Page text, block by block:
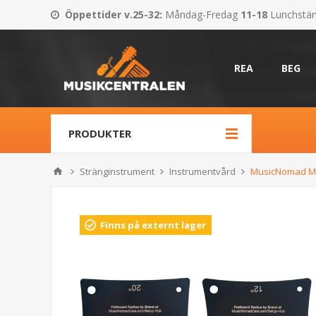
Öppettider v.25-32: Måndag-Fredag 11-18
REA BEG
PRODUKTER
Stränginstrument Instrumentvård MusicNomad
Finns på externt lager